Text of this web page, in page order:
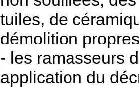
tuiles, de
démolition
- les ramasseurs
application du